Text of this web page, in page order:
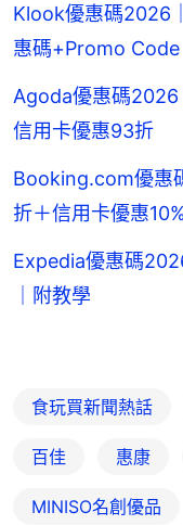
Klook優惠碼2026
惠碼+Promo Code
Agoda優惠碼2026
信用卡優惠93折
Booking.com優惠
折＋信用卡優惠10%
Expedia優惠碼
｜附教學
食玩買新聞熱話
百佳 惠康
MINISO名創優品